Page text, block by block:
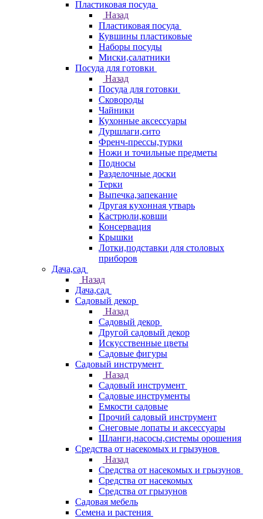
Пластиковая посуда
Назад
Пластиковая посуда
Кувшины пластиковые
Наборы посуды
Миски,салатники
Посуда для готовки
Назад
Посуда для готовки
Сковороды
Чайники
Кухонные аксессуары
Дуршлаги,сито
Френч-прессы,турки
Ножи и точильные предметы
Подносы
Разделочные доски
Терки
Выпечка,запекание
Другая кухонная утварь
Кастрюли,ковши
Консервация
Крышки
Лотки,подставки для столовых
приборов
Дача,сад
Назад
Дача,сад
Садовый декор
Назад
Садовый декор
Другой садовый декор
Искусственные цветы
Садовые фигуры
Садовый инструмент
Назад
Садовый инструмент
Садовые инструменты
Емкости садовые
Прочий садовый инструмент
Снеговые лопаты и аксессуары
Шланги,насосы,системы орошения
Средства от насекомых и грызунов
Назад
Средства от насекомых и грызунов
Средства от насекомых
Средства от грызунов
Садовая мебель
Семена и растения